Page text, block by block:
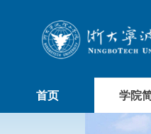
首页 学院